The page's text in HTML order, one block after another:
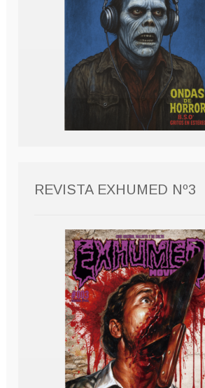
REVISTA EXHUMED Nº3